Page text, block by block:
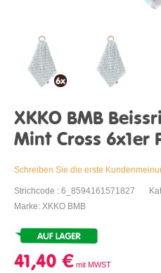
XKKO BMB
Mint Cross 6x1er
Schreiben Sie die erste
Strichcode : 6_8594161571827
Marke: XKKO BMB
41,40 €